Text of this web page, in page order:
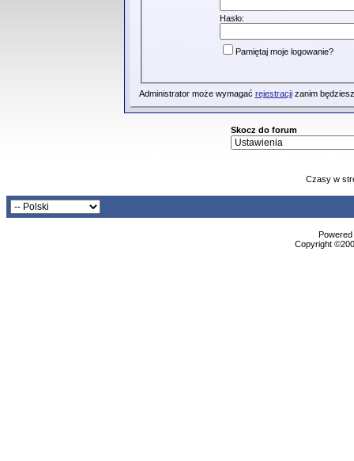
Hasło:
Pamiętaj moje logowanie?
Administrator może wymagać rejestracjizanim
Skocz do forum
Czasy w
Copyright